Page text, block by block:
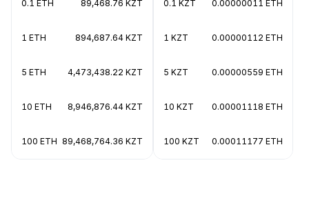
0.1 ETH 89,468.76 KZT
1 ETH 894,687.64 KZT
5 ETH 4,473,438.22 KZT
10 ETH 8,946,876.44 KZT
100 ETH 89,468,764.36 KZT
0.1 KZT 0.00000011 ETH
1 KZT 0.00000112 ETH
5 KZT 0.00000559 ETH
10 KZT 0.00001118 ETH
100 KZT 0.00011177 ETH